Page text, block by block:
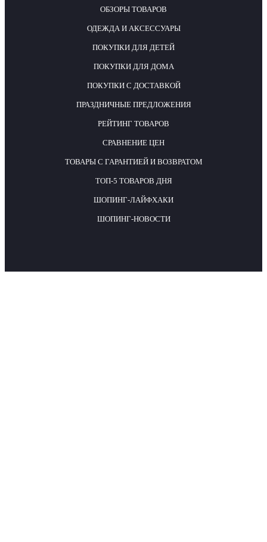
ОБЗОРЫ ТОВАРОВ
ОДЕЖДА И АКСЕССУАРЫ
ПОКУПКИ ДЛЯ ДЕТЕЙ
ПОКУПКИ ДЛЯ ДОМА
ПОКУПКИ С ДОСТАВКОЙ
ПРАЗДНИЧНЫЕ ПРЕДЛОЖЕНИЯ
РЕЙТИНГ ТОВАРОВ
СРАВНЕНИЕ ЦЕН
ТОВАРЫ С ГАРАНТИЕЙ И ВОЗВРАТОМ
ТОП-5 ТОВАРОВ ДНЯ
ШОПИНГ-ЛАЙФХАКИ
ШОПИНГ-НОВОСТИ